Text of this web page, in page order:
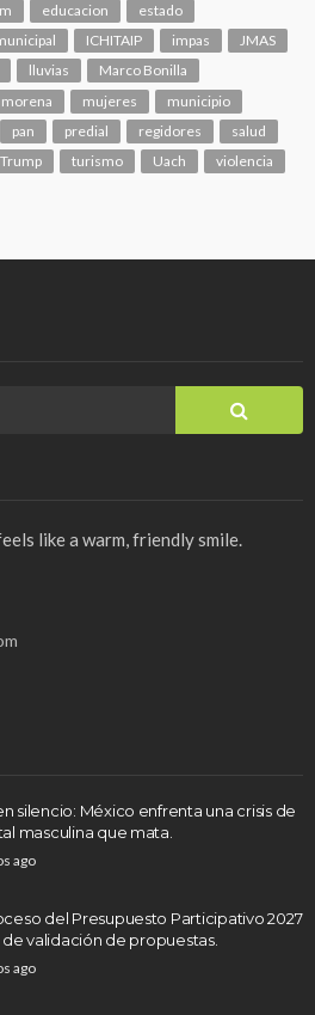
educacion
estado
ICHITAIP impas
JMAS
lluvias
Marco Bonilla
morena mujeres
municipio
pan predial regidores
salud
Trump turismo Uach violencia
like a warm, friendly smile.
silencio: México enfrenta una crisis de
masculina que mata.
ago
del Presupuesto Participativo 2027
de validación de propuestas.
ago